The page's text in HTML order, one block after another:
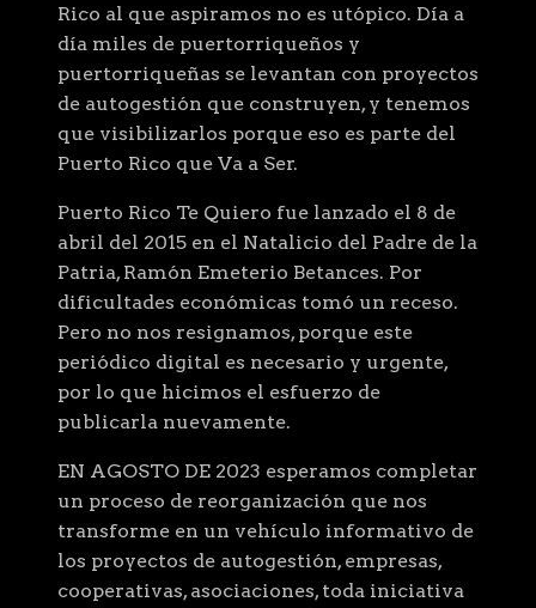
Rico al que aspiramos no es utópico. Día a
día miles de puertorriqueños y
puertorriqueñas se levantan con proyectos
de autogestión que construyen, y tenemos
que visibilizarlos porque eso es parte del
Puerto Rico que Va a Ser.
Puerto Rico Te Quiero fue lanzado el 8 de
abril del 2015 en el Natalicio del Padre de la
Patria, Ramón Emeterio Betances. Por
dificultades económicas tomó un receso.
Pero no nos resignamos, porque este
periódico digital es necesario y urgente,
por lo que hicimos el esfuerzo de
publicarla nuevamente.
EN AGOSTO DE 2023 esperamos completar
un proceso de reorganización que nos
transforme en un vehículo informativo de
los proyectos de autogestión, empresas,
cooperativas, asociaciones, toda iniciativa